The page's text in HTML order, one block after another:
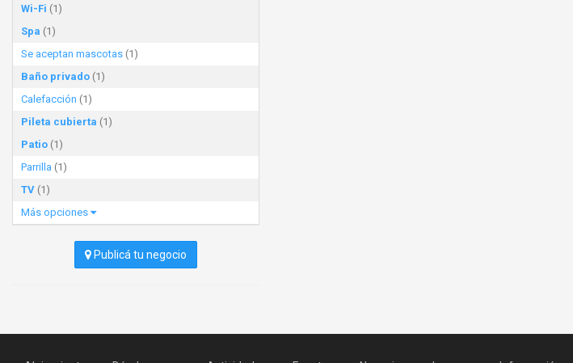
Wi-Fi (1)
Spa (1)
Se aceptan mascotas (1)
Baño privado (1)
Calefacción (1)
Pileta cubierta (1)
Patio (1)
Parrilla (1)
TV (1)
Más opciones
Publicá tu negocio